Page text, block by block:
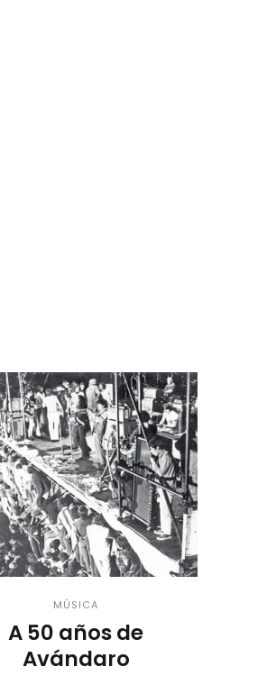
MÚSICA
A 50 años de
Avándaro